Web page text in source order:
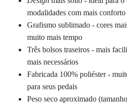
modalidades com mais conforto
Grafismo sublimado - cores
muito mais tempo
Três bolsos traseiros - mais
mais necessários
Fabricada 100% poliéster -
para seus pedais
Peso seco aproximado